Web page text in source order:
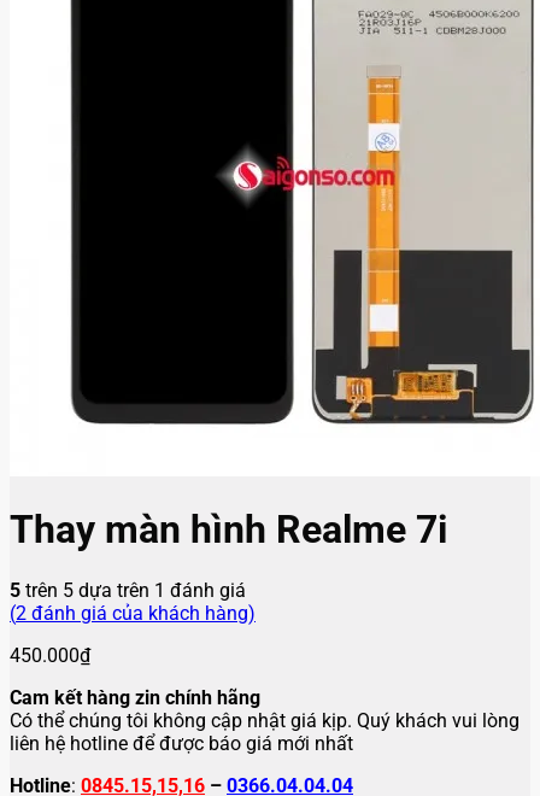
Thay màn hình Realme 7i
5 trên 5 dựa trên 1 đánh giá
(2 đánh giá của khách hàng)
450.000₫
Cam kết hàng zin chính hãng
Có thể chúng tôi không cập nhật giá kịp. Quý khách vui lòng
liên hệ hotline để được báo giá mới nhất
Hotline: 0845.15,15,16 – 0366.04.04.04